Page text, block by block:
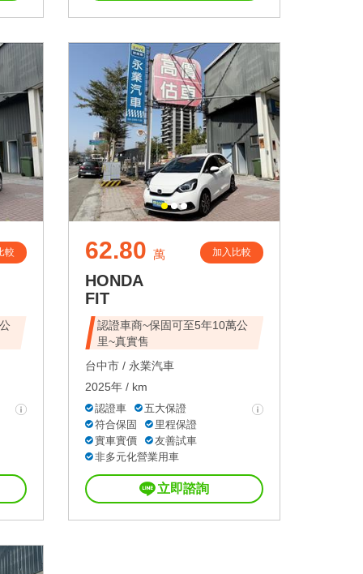
較 62.80 萬 加入比較
HONDA
FIT
認證車商~保固可至5年10萬公
里~真實售
台中市 / 永業汽車
2025年 / km
認證車
五大保證
符合保固
里程保證
實車實價
友善試車
非多元化營業用車
立即諮詢